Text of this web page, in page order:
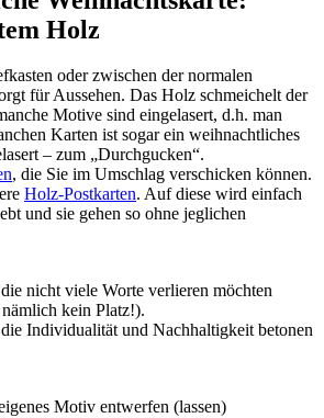
Holz
oder zwischen der normalen
für Aussehen. Das Holz schmeichelt der
Motive sind eingelasert, d.h. man
Karten ist sogar ein weihnachtliches
– zum „Durchgucken“.
, die Sie im Umschlag verschicken können.
Holz-Postkarten. Auf diese wird einfach
und sie gehen so ohne jeglichen
nicht viele Worte verlieren möchten
kein Platz!).
Individualität und Nachhaltigkeit betonen
Motiv entwerfen (lassen)